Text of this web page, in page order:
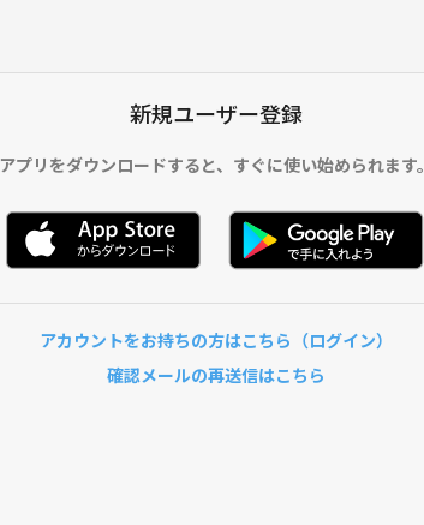
新規ユーザー登録
アプリをダウンロードすると、 すぐに使い始められます。
アカウントをお持ちの方はこちら（ログイン）
確認メールの再送信はこちら